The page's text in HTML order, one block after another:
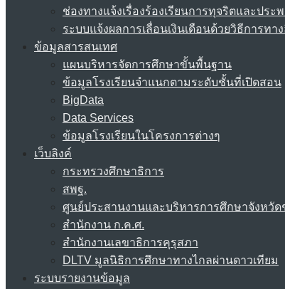
ช่องทางแจ้งเรื่องร้องเรียนการทุจริตและประ
ระบบแจ้งผลการเลื่อนเงินเดือนด้วยวิธีการทา
ข้อมูลสารสนเทศ
แผนบริหารจัดการศึกษาขั้นพื้นฐาน
ข้อมูลโรงเรียนจำแนกตามระดับชั้นที่เปิดสอน
BigData
Data Services
ข้อมูลโรงเรียนในโครงการต่างๆ
เว็บลิงค์
กระทรวงศึกษาธิการ
สพฐ.
ศูนย์ประสานงานและบริหารการศึกษาจังหวั
สำนักงาน ก.ค.ศ.
สำนักงานเลขาธิการคุรุสภา
DLTV มูลนิธิการศึกษาทางไกลผ่านดาวเทียม
ระบบรายงานข้อมูล